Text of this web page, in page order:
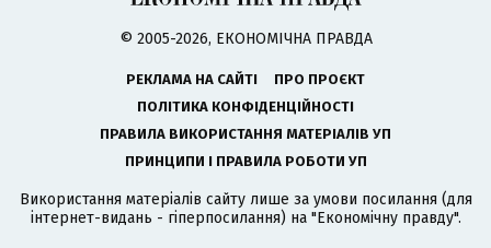
© 2005-2026, ЕКОНОМІЧНА ПРАВДА
РЕКЛАМА НА САЙТІ
ПРО ПРОЄКТ
ПОЛІТИКА КОНФІДЕНЦІЙНОСТІ
ПРАВИЛА ВИКОРИСТАННЯ МАТЕРІАЛІВ УП
ПРИНЦИПИ І ПРАВИЛА РОБОТИ УП
Використання матеріалів сайту лише за умови посилання (для
інтернет-видань - гіперпосилання) на "Економічну правду".